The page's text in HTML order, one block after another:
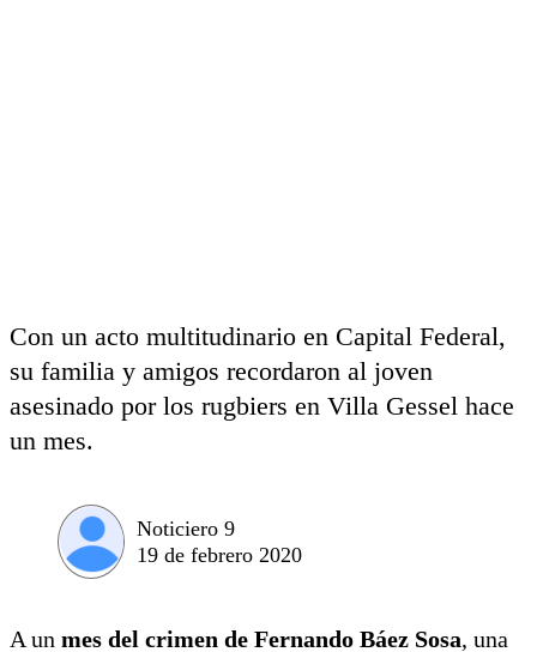
Con un acto multitudinario en Capital Federal,
su familia y amigos recordaron al joven
asesinado por los rugbiers en Villa Gessel hace
un mes.
Noticiero 9
19 de febrero 2020
A un mes del crimen de Fernando Báez Sosa, una